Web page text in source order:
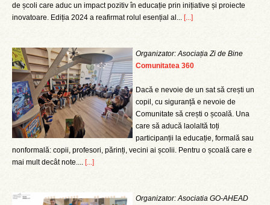
de școli care aduc un impact pozitiv în educație prin inițiative și proiecte
inovatoare. Ediția 2024 a reafirmat rolul esențial al... [...]
Organizator: Asociația Zi de Bine
Comunitatea 360
Dacă e nevoie de un sat să crești un
copil, cu siguranță e nevoie de
Comunitate să crești o școală. Una
care să aducă laolaltă toți
participanții la educație, formală sau
nonformală: copii, profesori, părinți, vecini ai școlii. Pentru o școală care e
mai mult decât note.... [...]
Organizator: Asociatia GO-AHEAD